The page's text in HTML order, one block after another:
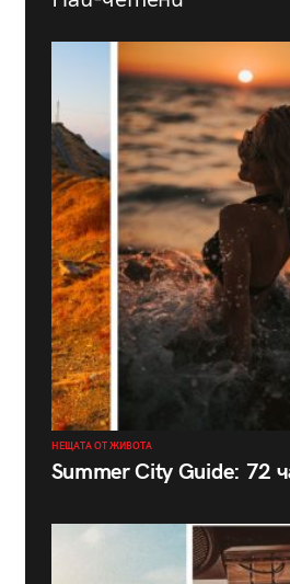
НЕЩАТА ОТ ЖИВОТА
Summer City Guide: 72